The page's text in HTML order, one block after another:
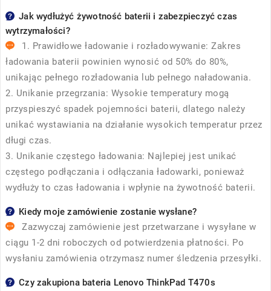
Jak wydłużyć żywotność baterii i zabezpieczyć czas
wytrzymałości?
1. Prawidłowe ładowanie i rozładowywanie: Zakres
ładowania baterii powinien wynosić od 50% do 80%,
unikając pełnego rozładowania lub pełnego naładowania.
2. Unikanie przegrzania: Wysokie temperatury mogą
przyspieszyć spadek pojemności baterii, dlatego należy
unikać wystawiania na działanie wysokich temperatur przez
długi czas.
3. Unikanie częstego ładowania: Najlepiej jest unikać
częstego podłączania i odłączania ładowarki, ponieważ
wydłuży to czas ładowania i wpłynie na żywotność baterii.
Kiedy moje zamówienie zostanie wysłane?
Zazwyczaj zamówienie jest przetwarzane i wysyłane w
ciągu 1-2 dni roboczych od potwierdzenia płatności. Po
wysłaniu zamówienia otrzymasz numer śledzenia przesyłki.
Czy zakupiona bateria Lenovo ThinkPad T470s